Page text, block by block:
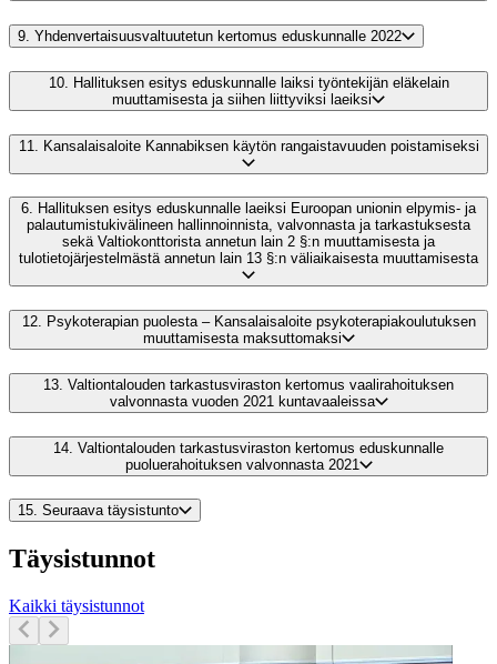
9. Yhdenvertaisuusvaltuutetun kertomus eduskunnalle 2022
10.
Hallituksen esitys eduskunnalle laiksi työntekijän eläkelain
muuttamisesta ja siihen liittyviksi laeiksi
11. Kansalaisaloite Kannabiksen käytön rangaistavuuden poistamiseksi
6. Hallituksen esitys eduskunnalle laeiksi Euroopan unionin elpymis- ja
palautumistukivälineen hallinnoinnista, valvonnasta ja tarkastuksesta
sekä Valtiokonttorista annetun lain 2 §:n muuttamisesta ja
tulotietojärjestelmästä annetun lain 13 §:n väliaikaisesta muuttamisesta
12. Psykoterapian puolesta – Kansalaisaloite psykoterapiakoulutuksen
muuttamisesta maksuttomaksi
13. Valtiontalouden tarkastusviraston kertomus vaalirahoituksen
valvonnasta vuoden 2021 kuntavaaleissa
14. Valtiontalouden tarkastusviraston kertomus eduskunnalle
puoluerahoituksen valvonnasta 2021
15. Seuraava täysistunto
Täysistunnot
Kaikki täysistunnot